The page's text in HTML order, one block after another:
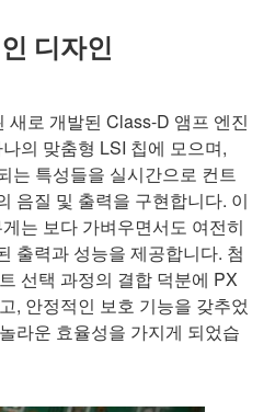
디자인
새로 개발된 Class-D 앰프 엔진
의 맞춤형 LSI 칩에 모으며,
는 특성들을 실시간으로 컨트
음질 및 출력을 구현합니다. 이
는 보다 가벼우면서도 여전히
출력과 성능을 제공합니다. 첨
선택 과정의 결합 덕분에 PX
, 안정적인 보호 기능을 갖추었
라운 효율성을 가지게 되었습